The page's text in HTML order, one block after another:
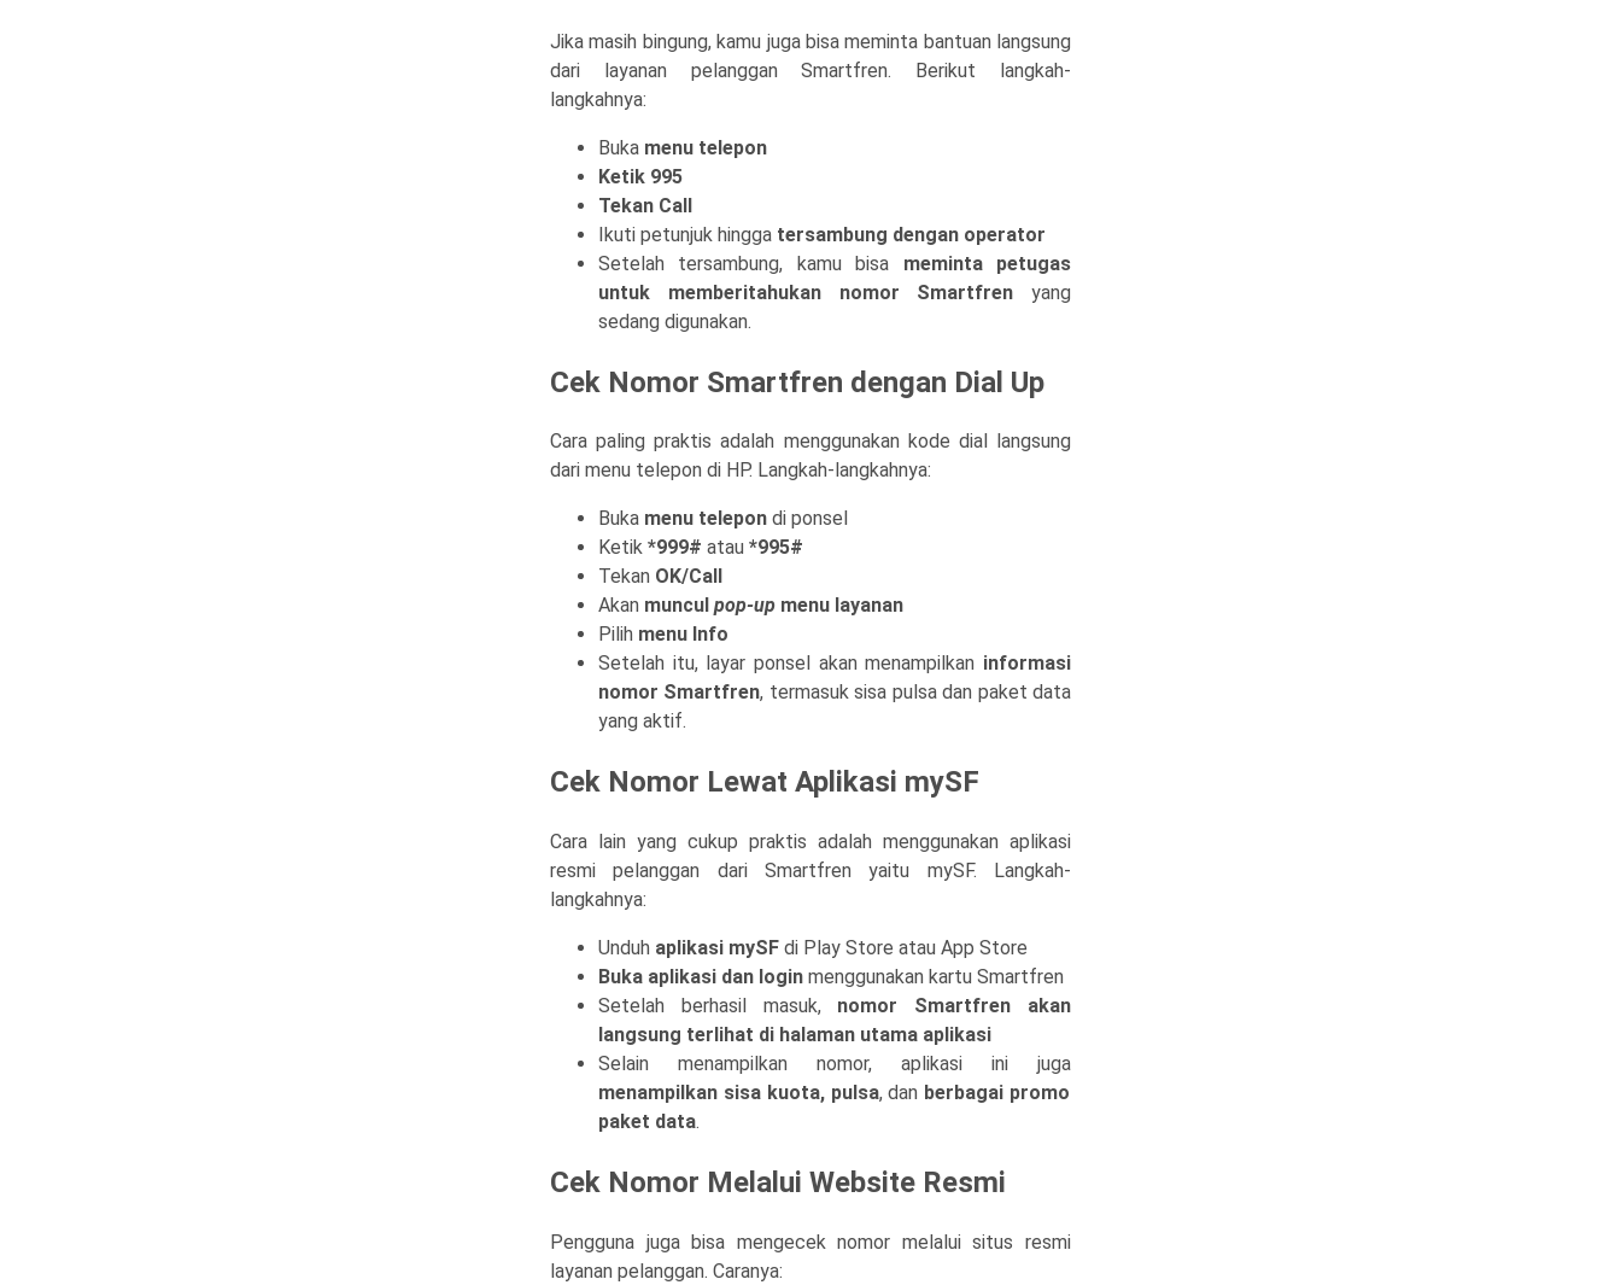
Jika masih bingung, kamu juga bisa meminta bantuan langsung
dari layanan pelanggan Smartfren. Berikut langkah-
langkahnya:
Buka menu telepon
Ketik 995
Tekan Call
Ikuti petunjuk hingga tersambung dengan operator
Setelah tersambung, kamu bisa meminta petugas
untuk memberitahukan nomor Smartfren yang
sedang digunakan.
Cek Nomor Smartfren dengan Dial Up
Cara paling praktis adalah menggunakan kode dial langsung
dari menu telepon di HP. Langkah-langkahnya:
Buka menu telepon di ponsel
Ketik *999# atau *995#
Tekan OK/Call
Akan muncul pop-up menu layanan
Pilih menu Info
Setelah itu, layar ponsel akan menampilkan informasi
nomor Smartfren, termasuk sisa pulsa dan paket data
yang aktif.
Cek Nomor Lewat Aplikasi mySF
Cara lain yang cukup praktis adalah menggunakan aplikasi
resmi pelanggan dari Smartfren yaitu mySF. Langkah-
langkahnya:
Unduh aplikasi mySF di Play Store atau App Store
Buka aplikasi dan login menggunakan kartu Smartfren
Setelah berhasil masuk,nomor Smartfren akan
langsung terlihat di halaman utama aplikasi
Selain menampilkan nomor, aplikasi ini juga
menampilkan sisa kuota, pulsa, dan berbagai promo
paket data.
Cek Nomor Melalui Website Resmi
Pengguna juga bisa mengecek nomor melalui situs resmi
layanan pelanggan. Caranya: